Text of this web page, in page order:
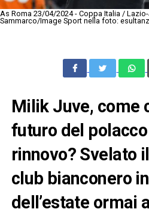
As Roma 23/04/2024 - Coppa Italia /
Sammarco/Image Sport nella foto:
Milik Juve, come
futuro del
rinnovo? Svelato
club bianconero
dell’estate ormai